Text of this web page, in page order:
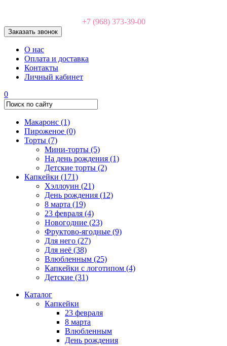
+7 (968) 373-39-00
Заказать звонок
О нас
Оплата и доставка
Контакты
Личный кабинет
0
Макаронс (1)
Пироженое (0)
Торты (7)
Мини-торты (5)
На день рождения (1)
Детские торты (2)
Капкейки (171)
Хэллоуин (21)
День рождения (12)
8 марта (19)
23 февраля (4)
Новогодние (23)
Фруктово-ягодные (9)
Для него (27)
Для неё (38)
Влюбленным (25)
Капкейки с логотипом (4)
Детские (31)
Каталог
Капкейки
23 февраля
8 марта
Влюбленным
День рождения